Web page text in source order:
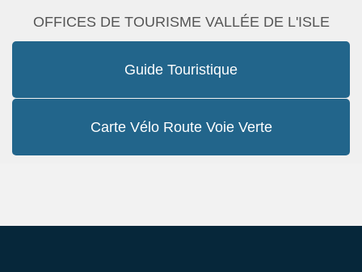
OFFICES DE TOURISME VALLÉE DE L'ISLE
Guide Touristique
Carte Vélo Route Voie Verte